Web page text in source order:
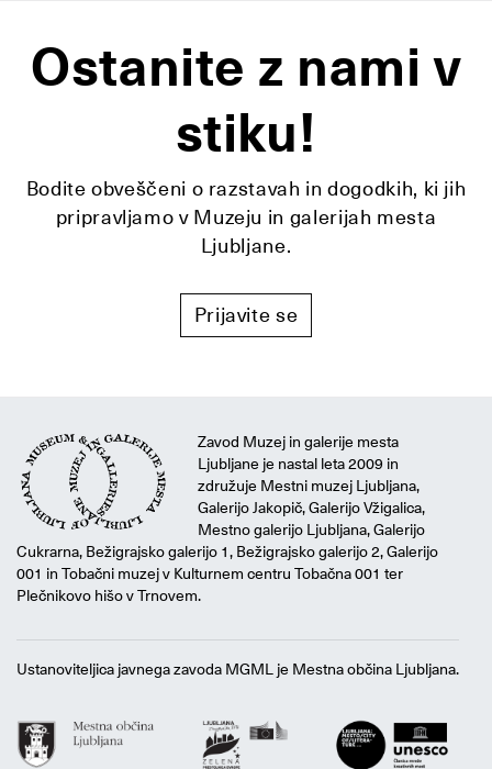
Ostanite z nami v
stiku!
Bodite obveščeni o razstavah in dogodkih, ki jih
pripravljamo v Muzeju in galerijah mesta
Ljubljane.
Prijavite se
Zavod Muzej in galerije mesta
Ljubljane je nastal leta 2009 in
združuje Mestni muzej Ljubljana,
Galerijo Jakopič, Galerijo Vžigalica,
Mestno galerijo Ljubljana, Galerijo
Cukrarna, Bežigrajsko galerijo 1, Bežigrajsko galerijo 2, Galerijo
001 in Tobačni muzej v Kulturnem centru Tobačna 001 ter
Plečnikovo hišo v Trnovem.
Ustanoviteljica javnega zavoda MGML je Mestna občina Ljubljana.